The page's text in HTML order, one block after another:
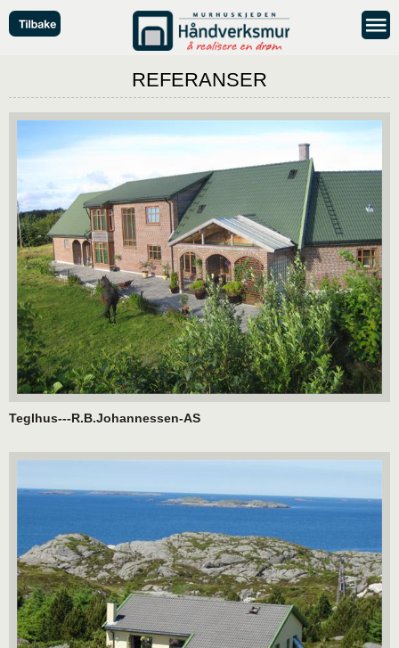
REFERANSER
Teglhus---R.B.Johannessen-AS